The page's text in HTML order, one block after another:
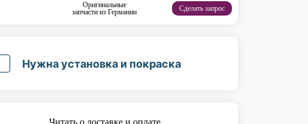
Оригинальные
запчасти из Германии
Сделать запрос
Нужна установка и покраска
Читать о доставке и оплате